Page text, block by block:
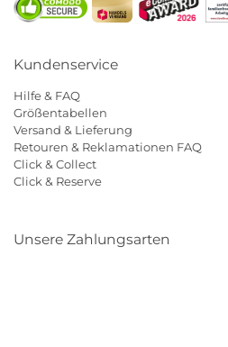
Kundenservice
Hilfe & FAQ
Größentabellen
Versand & Lieferung
Retouren & Reklamationen FAQ
Click & Collect
Click & Reserve
Unsere Zahlungsarten